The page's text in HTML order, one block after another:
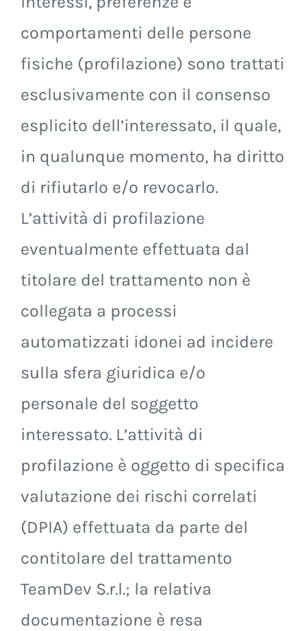
comportamenti delle persone
fisiche (profilazione) sono trattati
esclusivamente con il consenso
esplicito dell’interessato, il quale,
in qualunque momento, ha diritto
di rifiutarlo e/o revocarlo.
L’attività di profilazione
eventualmente effettuata dal
titolare del trattamento non è
collegata a processi
automatizzati idonei ad incidere
sulla sfera giuridica e/o
personale del soggetto
interessato. L’attività di
profilazione è oggetto di specifica
valutazione dei rischi correlati
(DPIA) effettuata da parte del
contitolare del trattamento
TeamDev S.r.l.; la relativa
documentazione è resa